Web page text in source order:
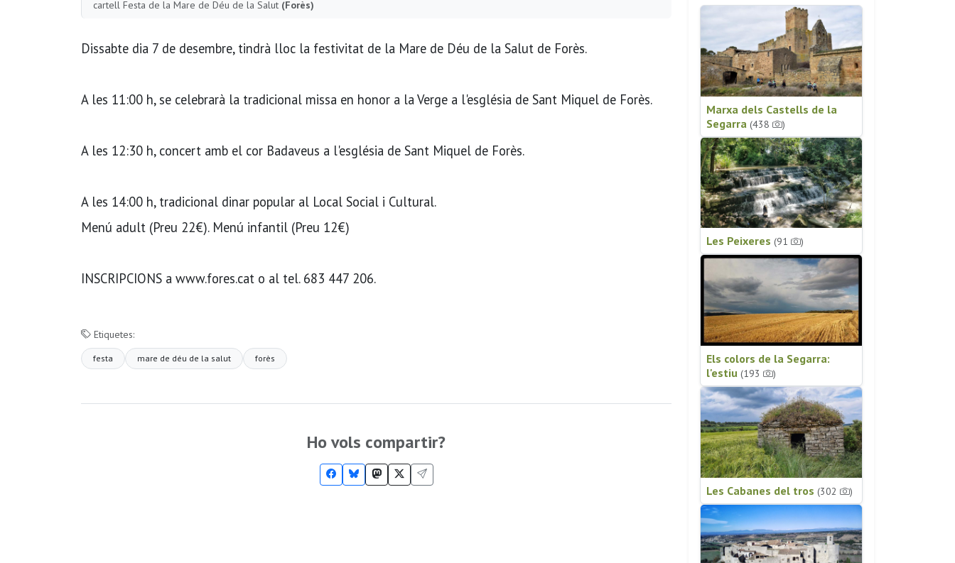
cartell Festa de la Mare de Déu de la Salut (Forès)
Dissabte dia 7 de desembre, tindrà lloc la festivitat de la Mare de Déu de la Salut de Forès.
A les 11:00 h, se celebrarà la tradicional missa en honor a la Verge a l'església de Sant Miquel de Forès.
A les 12:30 h, concert amb el cor Badaveus a l'església de Sant Miquel de Forès.
A les 14:00 h, tradicional dinar popular al Local Social i Cultural.
Menú adult (Preu 22€). Menú infantil (Preu 12€)
INSCRIPCIONS a www.fores.cat o al tel. 683 447 206.
Etiquetes:
festa mare de déu de la salut forès
Ho vols compartir?
Marxa dels Castells de la
Segarra (438 )
Les Peixeres (91 )
Els colors de la Segarra:
l'estiu (193 )
Les Cabanes del tros (302 )